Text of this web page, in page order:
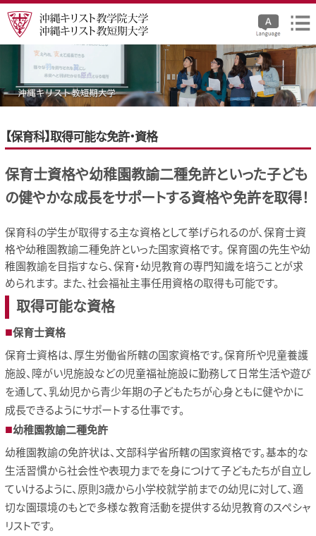
【保育科】取得可能な免許・資格
保育士資格や幼稚園教諭二種免許といった子ども
の健やかな成長をサポートする資格や免許を取得！
保育科の学生が取得する主な資格として挙げられるのが、保育士資
格や幼稚園教諭二種免許といった国家資格です。 保育園の先生や幼
稚園教諭を目指すなら、保育・幼児教育の専門知識を培うことが求
められます。 また、社会福祉主事任用資格の取得も可能です。
取得可能な資格
保育士資格
保育士資格は、厚生労働省所轄の国家資格です。保育所や児童養護
施設、障がい児施設などの児童福祉施設に勤務して日常生活や遊び
を通して、乳幼児から青少年期の子どもたちが心身ともに健やかに
成長できるようにサポートする仕事です。
幼稚園教諭二種免許
幼稚園教諭の免許状は、文部科学省所轄の国家資格です。基本的な
生活習慣から社会性や表現力までを身につけて子どもたちが自立し
ていけるように、原則3歳から小学校就学前までの幼児に対して、適
切な園環境のもとで多様な教育活動を提供する幼児教育のスペシャ
リストです。